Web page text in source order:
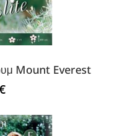
Mount Everest